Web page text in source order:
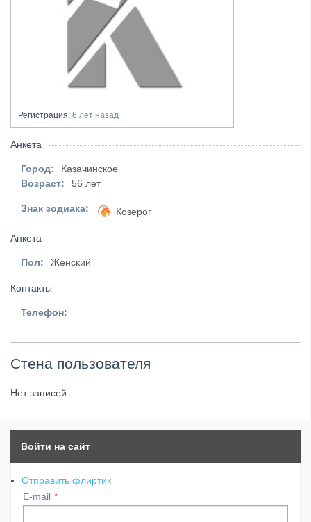
Регистрация: 6 лет назад
Анкета
Город:
Казачинское
Возраст:
56 лет
Знак зодиака: Козерог
Анкета
Пол: Женский
Контакты
Телефон:
Стена пользователя
Нет записей.
Войти на сайт
Отправить флиртик
E-mail